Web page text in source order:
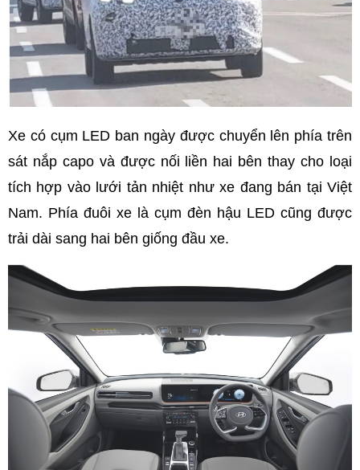
Xe có cụm LED ban ngày được chuyển lên phía trên
sát nắp capo và được nối liền hai bên thay cho loại
tích hợp vào lưới tản nhiệt như xe đang bán tại Việt
Nam. Phía đuôi xe là cụm đèn hậu LED cũng được
trải dài sang hai bên giống đầu xe.